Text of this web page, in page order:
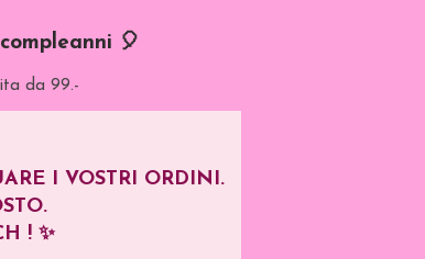
🎈
da 99.-
I VOSTRI ORDINI.
.
! ✨